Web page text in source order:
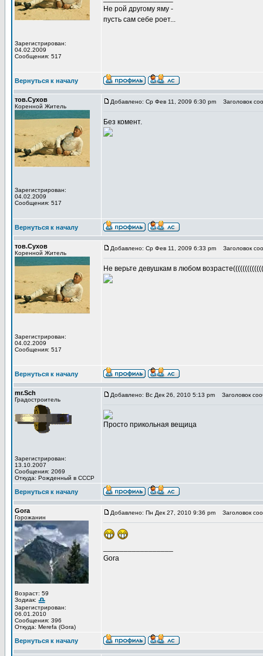
Зарегистрирован:
04.02.2009
Сообщения: 517
Не рой другому яму -
пусть сам себе роет...
Вернуться к началу
тов.Сухов
Коренной Житель
Зарегистрирован:
04.02.2009
Сообщения: 517
Добавлено: Ср Фев 11, 2009 6:30 pm Заголовок
Без комент.
Вернуться к началу
тов.Сухов
Коренной Житель
Зарегистрирован:
04.02.2009
Сообщения: 517
Добавлено: Ср Фев 11, 2009 6:33 pm Заголовок
Не верьте девушкам в любом возрасте(((((((((((((
Вернуться к началу
mr.Sch
Градостроитель
Зарегистрирован:
13.10.2007
Сообщения: 2069
Откуда: Рожденный в СССР
Добавлено: Вс Дек 26, 2010 5:13 pm Заголовок
Просто прикольная вещица
Вернуться к началу
Gora
Горожанин
Возраст: 59
Зодиак:
Зарегистрирован:
06.01.2010
Сообщения: 396
Откуда: Merefa (Gora)
Добавлено: Пн Дек 27, 2010 9:36 pm Заголовок
Gora
Вернуться к началу